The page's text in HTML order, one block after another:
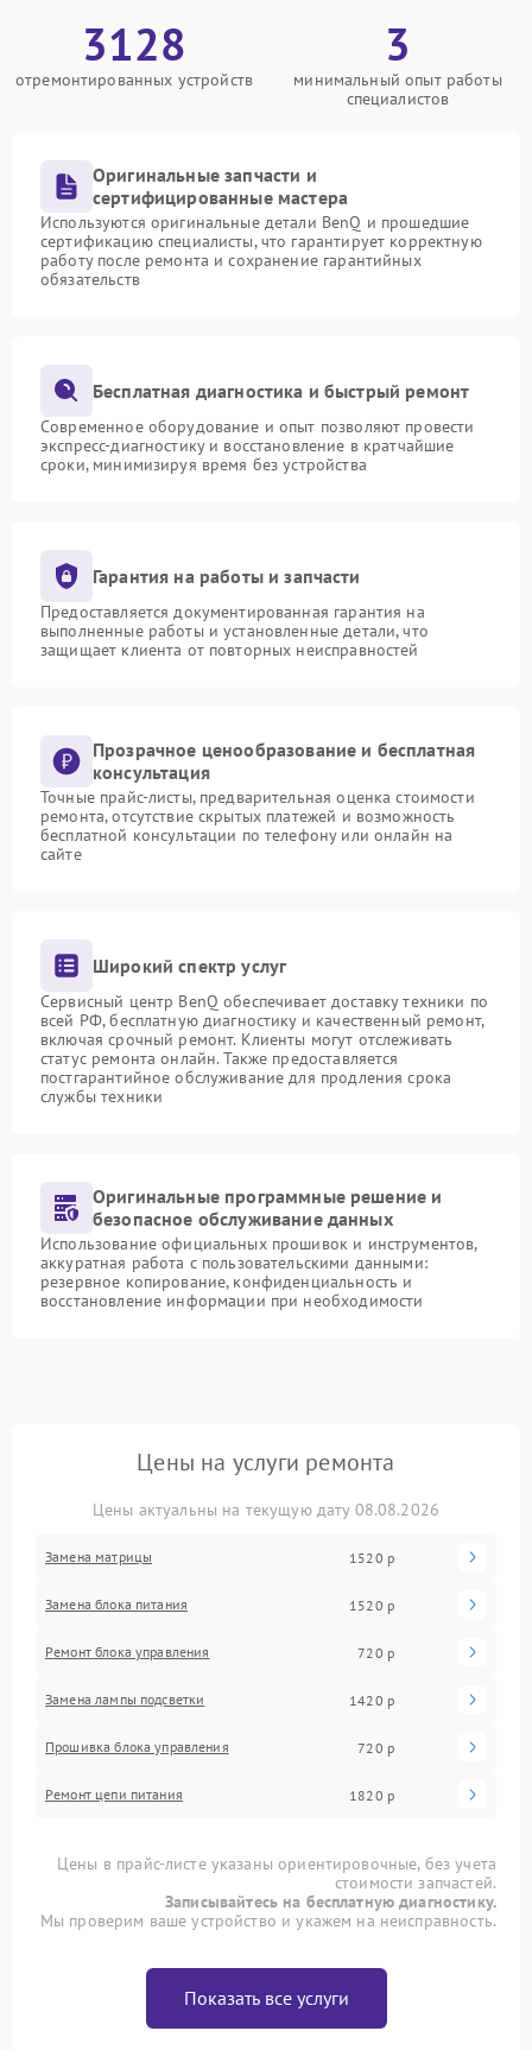
3128
отремонтированных устройств
3
минимальный опыт работы
специалистов
Оригинальные запчасти и
сертифицированные мастера
Используются оригинальные детали BenQ и прошедшие
сертификацию специалисты, что гарантирует корректную
работу после ремонта и сохранение гарантийных
обязательств
Бесплатная диагностика и быстрый ремонт
Современное оборудование и опыт позволяют провести
экспресс-диагностику и восстановление в кратчайшие
сроки, минимизируя время без устройства
Гарантия на работы и запчасти
Предоставляется документированная гарантия на
выполненные работы и установленные детали, что
защищает клиента от повторных неисправностей
Прозрачное ценообразование и бесплатная
консультация
Точные прайс-листы, предварительная оценка стоимости
ремонта, отсутствие скрытых платежей и возможность
бесплатной консультации по телефону или онлайн на
сайте
Широкий спектр услуг
Сервисный центр BenQ обеспечивает доставку техники по
всей РФ, бесплатную диагностику и качественный ремонт,
включая срочный ремонт. Клиенты могут отслеживать
статус ремонта онлайн. Также предоставляется
постгарантийное обслуживание для продления срока
службы техники
Оригинальные программные решение и
безопасное обслуживание данных
Использование официальных прошивок и инструментов,
аккуратная работа с пользовательскими данными:
резервное копирование, конфиденциальность и
восстановление информации при необходимости
Цены на услуги ремонта
Цены актуальны на текущую дату 08.08.2026
Замена матрицы 1520 р
Замена блока питания 1520 р
Ремонт блока управления 720 р
Замена лампы подсветки 1420 р
Прошивка блока управления 720 р
Ремонт цепи питания 1820 р
Цены в прайс-листе указаны ориентировочные, без учета
стоимости запчастей.
Записывайтесь на бесплатную диагностику.
Мы проверим ваше устройство и укажем на неисправность.
Показать все услуги